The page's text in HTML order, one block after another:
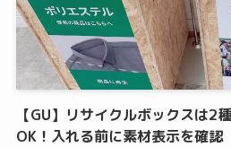
【GU】リサイクルボックスは2
OK！入れる前に素材表示を確認